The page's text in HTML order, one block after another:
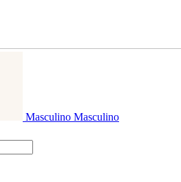
Masculino Masculino